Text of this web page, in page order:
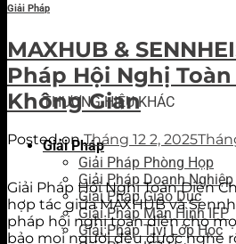
THƯƠNG HIỆU KHÁC
Giải Pháp
Giải Pháp Phòng Họp
Giải Pháp Doanh Nghiệp
Giải Pháp Giáo Dục
Giải Pháp Màn Hình IFP
Giải Pháp Tivi Lớp Học
Giải Pháp
MAXHUB &
Pháp Hội Nghị
Không Gian
Posted onTháng 12 2, 2025
Giải Pháp Hội Nghị Toàn Diện
hợp tác giữa MAXHUB và
pháp hội nghị toàn diện cho
bảo mọi người đều được nghe